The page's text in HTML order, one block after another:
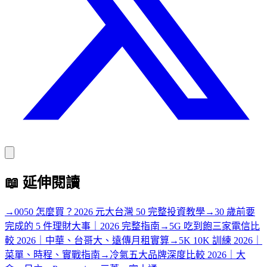
📖 延伸閱讀
→0050 怎麼買？2026 元大台灣 50 完整投資教學→30 歲前要
完成的 5 件理財大事｜2026 完整指南 → 5G 吃到飽三家電信比
較 2026｜中華、台哥大、遠傳月租實算→ 5K 10K 訓練 2026｜
菜單、時程、實戰指南 → 冷氣五大品牌深度比較 2026｜大